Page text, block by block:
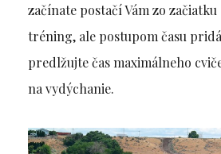
začínate postačí Vám zo začiatku
tréning, ale postupom času
predlžujte čas maximálneho
na vydýchanie.